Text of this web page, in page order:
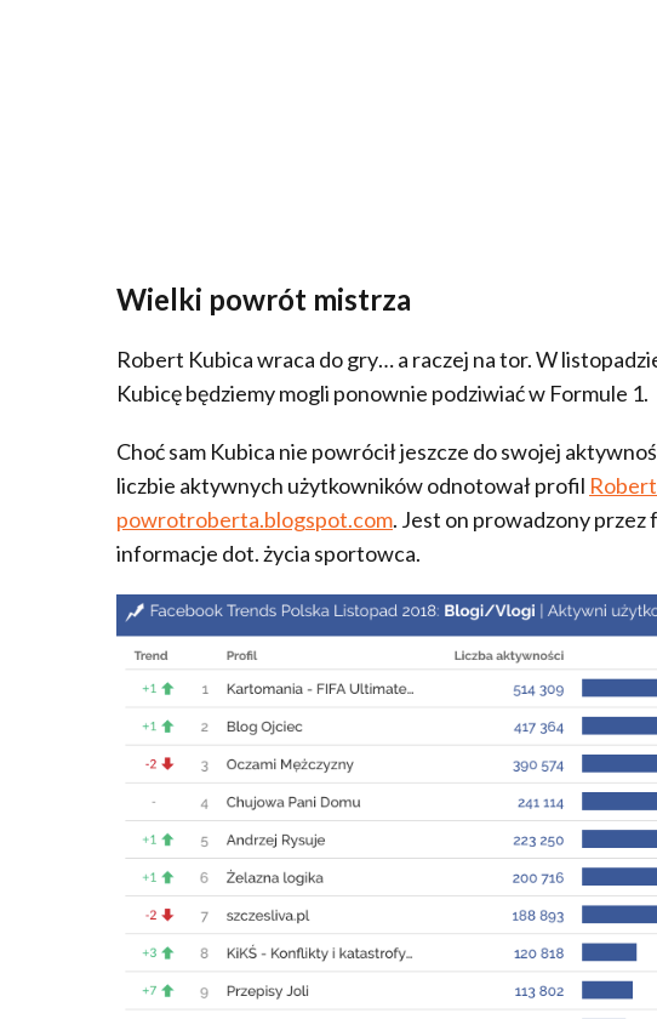
Wielki powrót mistrza
Robert Kubica wraca do gry… a raczej na tor. W
Kubicę będziemy mogli ponownie podziwiać w Formule 1.
Choć sam Kubica nie powrócił jeszcze do swojej
liczbie aktywnych użytkowników odnotował profil
powrotroberta.blogspot.com. Jest on prowadzony przez
informacje dot. życia sportowca.